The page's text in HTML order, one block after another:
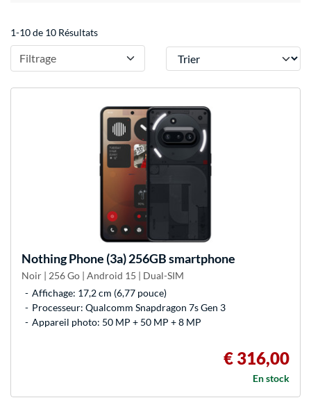
1-10 de 10 Résultats
Filtrage Trier
NothingPhone (3a) 256GB smartphone
Noir | 256 Go | Android 15 | Dual-SIM
Affichage: 17,2 cm (6,77 pouce)
Processeur: Qualcomm Snapdragon 7s Gen 3
Appareil photo: 50 MP + 50 MP + 8 MP
€ 316,00
En stock